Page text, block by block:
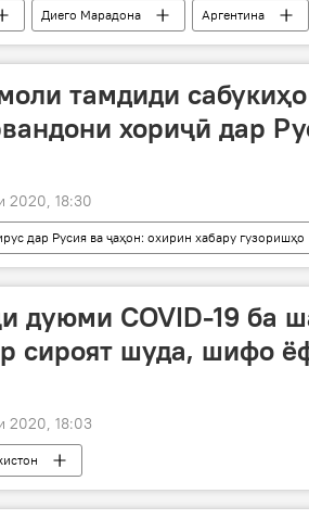
Диего Марадона Аргентина
тамдиди
хориҷӣ дар
2020, 18:30
дар Русия ва ҷаҳон: охирин хабару гузоришҳо
сабукиҳо ба муҳоҷирин
дуюми COVID-19 ба
сироят шуда, шифо
2020, 18:03